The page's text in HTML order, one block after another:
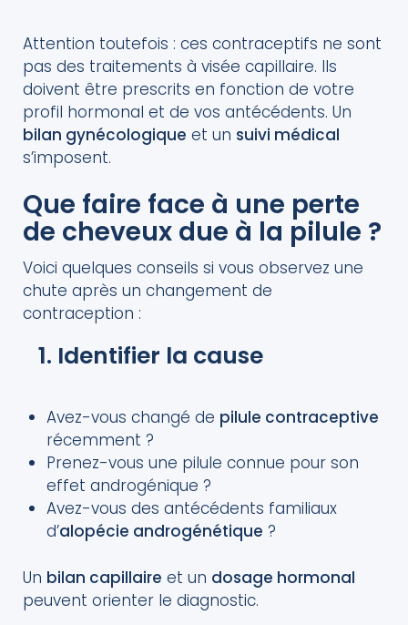
Attention toutefois : ces contraceptifs ne sont
pas des traitements à visée capillaire. Ils
doivent être prescrits en fonction de votre
profil hormonal et de vos antécédents. Un
bilan gynécologique et un suivi médical
s’imposent.
Que faire face à une perte
de cheveux due à la pilule ?
Voici quelques conseils si vous observez une
chute après un changement de
contraception :
Identifier la cause
Avez-vous changé de pilule contraceptive
récemment ?
Prenez-vous une pilule connue pour son
effet androgénique ?
Avez-vous des antécédents familiaux
d’alopécie androgénétique ?
Un bilan capillaire et un dosage hormonal
peuvent orienter le diagnostic.